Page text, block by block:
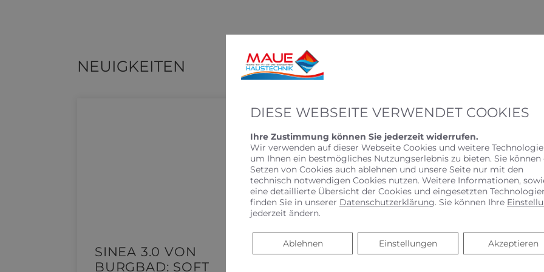
NEUIGKEITEN
SINEA 3.0 VON
BURGBAD: SOFT
KEUCO PHÖNIX –
DIESE WEBSEITE VERWENDET COOKIES
Ihre Zustimmung können Sie jederzeit widerrufen.
Wir verwenden auf dieser Webseite Cookies und weitere
um Ihnen ein bestmögliches Nutzungserlebnis zu bieten. Sie können
Setzen von Cookies auch ablehnen und unsere Seite nur mit den
technisch notwendigen Cookies nutzen. Weitere Informationen,
eine detaillierte Übersicht der Cookies und eingesetzten
finden Sie in unserer Datenschutzerklärung. Sie können Ihre
jederzeit ändern.
Akzeptieren
Einstellungen
Ablehnen
Ablehnen